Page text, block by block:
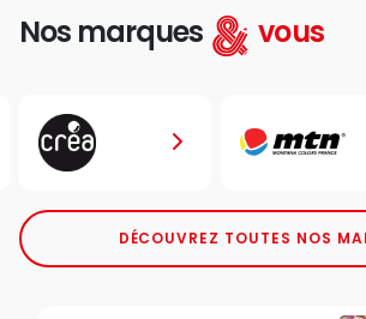
Nos marques vous
DÉCOUVREZ TOUTES NOS